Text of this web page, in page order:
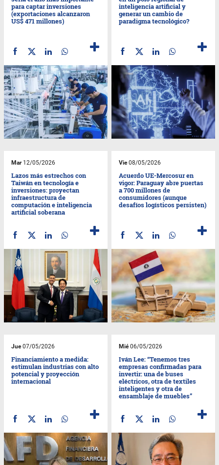
para captar inversiones
(exportaciones alcanzaron
US$ 471 millones)
inteligencia artificial y
generar un cambio de
paradigma tecnológico?
Mar12/05/2026
Lazos más estrechos con
Taiwán en tecnología e
inversiones: proyectan
infraestructura de
computación e inteligencia
artificial soberana
Vie08/05/2026
Acuerdo UE-Mercosur en
vigor: Paraguay abre puertas
a 700 millones de
consumidores (aunque
desafíos logísticos persisten)
Jue07/05/2026
Financiamiento a medida:
estimulan industrias con alto
potencial y proyección
internacional
Mié06/05/2026
Iván Lee: “Tenemos tres
empresas confirmadas para
invertir: una de buses
eléctricos, otra de textiles
inteligentes y otra de
ensamblaje de muebles”